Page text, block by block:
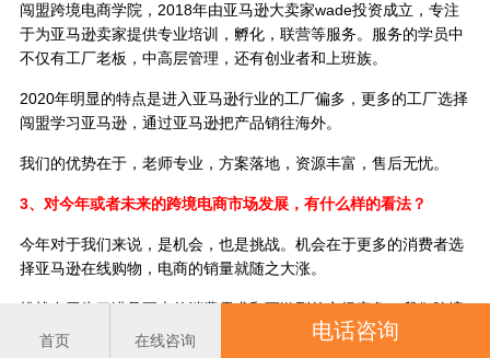
闯盟跨境电商学院，2018年由亚马逊大卖家wade投资成立，专注
于为亚马逊卖家提供专业培训，孵化，联营等服务。服务的学员中
不仅有工厂老板，中高层管理，还有创业者和上班族。
2020年明显的特点是进入亚马逊行业的工厂偏多，更多的工厂选择
闯盟学习亚马逊，通过亚马逊把产品销往海外。
我们的优势在于，老师专业，方案落地，资源丰富，售后无忧。
3、对今年或者未来的跨境电商市场发展，有什么样的看法？
今年对于我们来说，是机会，也是挑战。机会在于更多的消费者选
择亚马逊在线购物，电商的销量就随之大涨。
挑战在于为了满足更大的消费需求和更激烈的市场竞争，我们跨境
电商公司必须提供更好产品和配套服务升级。
首页 在线咨询 电话咨询